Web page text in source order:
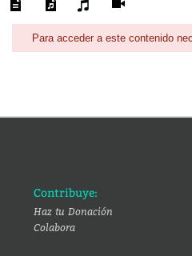
Para acceder a este contenido
Contribuye:
Haz tu Donación
Colabora